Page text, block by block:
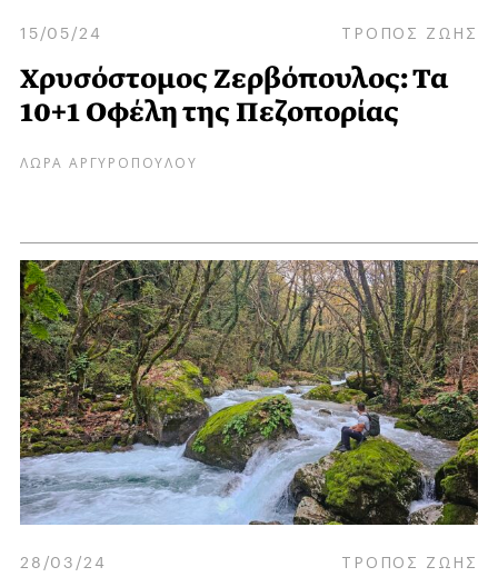
15/05/24 ΤΡΟΠΟΣ ΖΩΗΣ
Χρυσόστομος Ζερβόπουλος: Τα
10+1 Οφέλη της Πεζοπορίας
ΛΩΡΑ ΑΡΓΥΡΟΠΟΥΛΟΥ
28/03/24 ΤΡΟΠΟΣ ΖΩΗΣ